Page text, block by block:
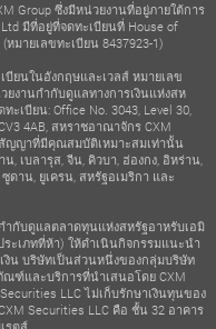
Group ซึ่งมีหน่วยงานที่อยู่ภายใต้การ
มีที่อยู่ที่จดทะเบียนที่ House of
หมายเลขทะเบียน 8437923-1)
บียนในอังกฤษและเวลส์ หมายเลข
งานกำกับดูแลทางการเงินแห่งสห
ะเบียน: Office No. 3043, Level 30,
4AB, สหราชอาณาจักร CXM
ญญาที่มีคุณสมบัติเหมาะสมเท่านั้น
, เบลารุส, จีน, คิวบา, ฮ่องกง, อิหร่าน,
ดาน, ยูเครน, สหรัฐอเมริกา และ
ำกับดูแลตลาดทุนแห่งสหรัฐอาหรับเอมิ
ระเภทที่ห้า) ให้ดำเนินกิจกรรมแนะนำ
งิน บริษัทเป็นส่วนหนึ่งของกลุ่มบริษัท
ณฑ์และบริการที่นำเสนอโดย CXM
LLC ไม่เก็บรักษาเงินทุนของ
Securities LLC คือ ชั้น 32 อาคาร